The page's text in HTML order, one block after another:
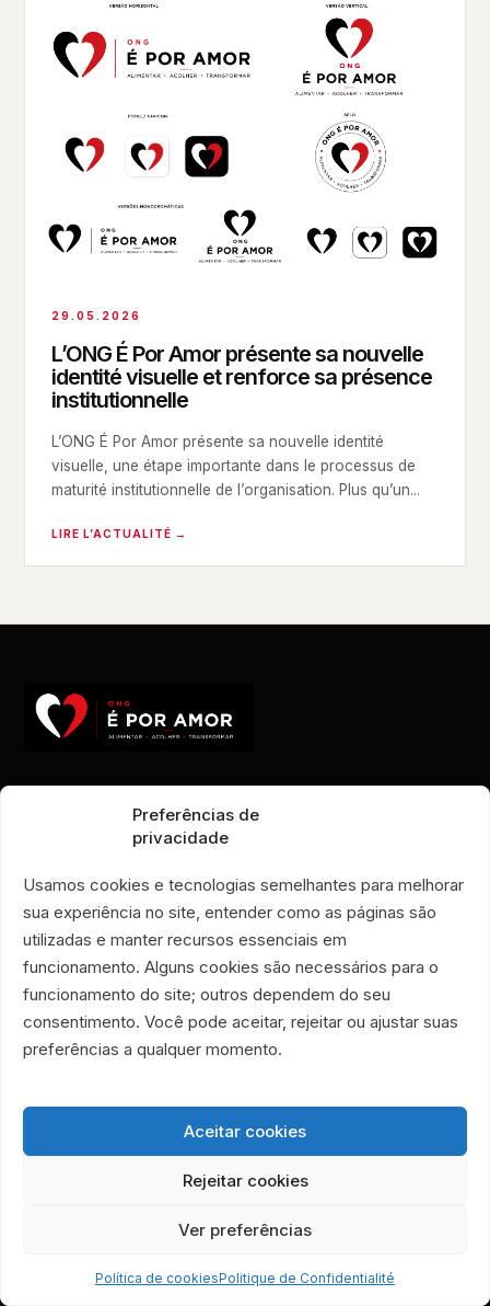
Preferências de
privacidade
Usamos cookies e tecnologias semelhantes para melhorar
sua experiência no site, entender como as páginas são
utilizadas e manter recursos essenciais em
funcionamento. Alguns cookies são necessários para o
funcionamento do site; outros dependem do seu
consentimento. Você pode aceitar, rejeitar ou ajustar suas
preferências a qualquer momento.
Aceitar cookies
Rejeitar cookies
Ver preferências
Política de cookiesPolitique de Confidentialité
29.05.2026
L’ONG É Por Amor présente sa nouvelle
identité visuelle et renforce sa présence
institutionnelle
L’ONG É Por Amor présente sa nouvelle identité
visuelle, une étape importante dans le processus de
maturité institutionnelle de l’organisation. Plus qu’un...
LIRE L’ACTUALITÉ →
Cultiver la dignité.
L’ONG É Por Amor agit à Manguinhos et
auprès des personnes sans domicile à Rio
de Janeiro grâce à des actions continues
d’alimentation, de soutien d’urgence et de
lutte contre le gaspillage alimentaire.
LIENS ESSENTIELS
Transparence Financière